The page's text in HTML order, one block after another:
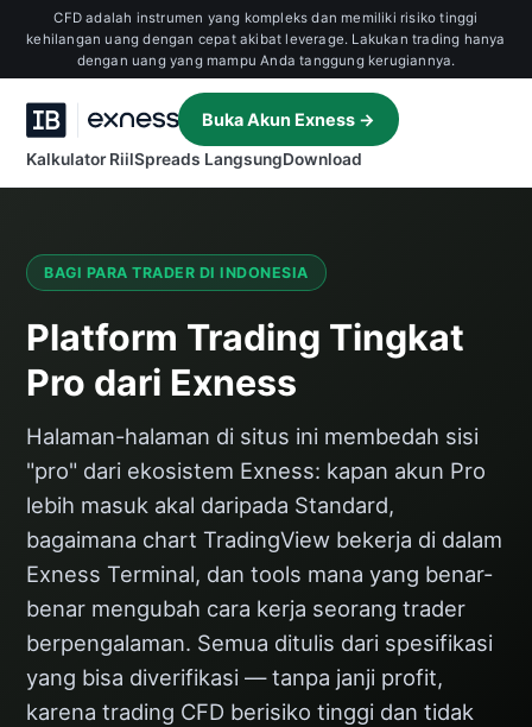
CFD adalah instrumen yang kompleks dan memiliki risiko tinggi
kehilangan uang dengan cepat akibat leverage. Lakukan trading hanya
dengan uang yang mampu Anda tanggung kerugiannya.
Kalkulator RiilSpreads LangsungDownload
Buka Akun Exness →
BAGI PARA TRADER DI INDONESIA
Platform Trading Tingkat
Pro dari Exness
Halaman-halaman di situs ini membedah sisi
"pro" dari ekosistem Exness: kapan akun Pro
lebih masuk akal daripada Standard,
bagaimana chart TradingView bekerja di dalam
Exness Terminal, dan tools mana yang benar-
benar mengubah cara kerja seorang trader
berpengalaman. Semua ditulis dari spesifikasi
yang bisa diverifikasi — tanpa janji profit,
karena trading CFD berisiko tinggi dan tidak